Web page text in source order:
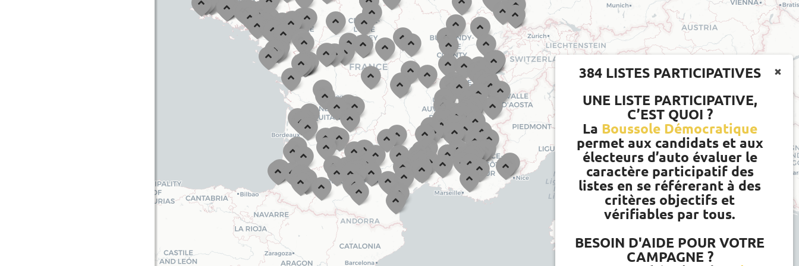
384 LISTES PARTICIPATIVES
UNE LISTE PARTICIPATIVE,
C’EST QUOI ?
La Boussole Démocratique
permet aux candidats et aux
électeurs d’auto évaluer le
caractère participatif des
listes en se référerant à des
critères objectifs et
vérifiables par tous.
BESOIN D'AIDE POUR VOTRE
CAMPAGNE ?